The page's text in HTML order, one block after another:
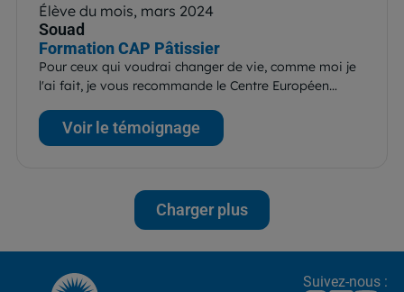
Élève du mois, mars 2024
Souad
Formation CAP Pâtissier
Pour ceux qui voudrai changer de vie, comme moi je
l'ai fait, je vous recommande le Centre Européen…
Voir le témoignage
Charger plus
Suivez-nous :